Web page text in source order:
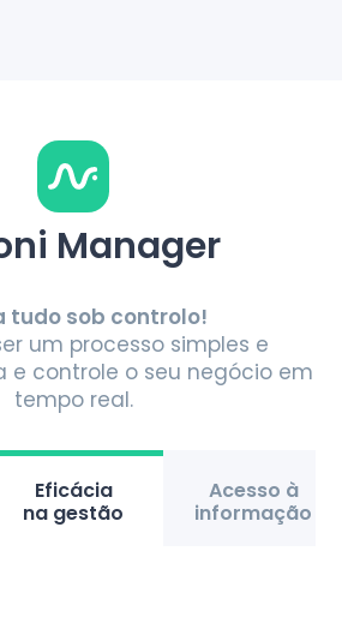
Manager
tudo sob controlo!
um processo simples e
e controle o seu negócio em
tempo real.
Eficácia
na gestão
Acesso à
informação